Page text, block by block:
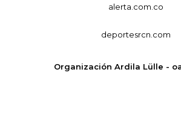
alerta.com.co
deportesrcn.com
Organización Ardila Lülle -